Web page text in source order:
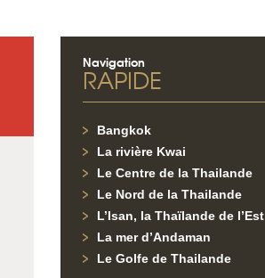
Navigation
RAPIDE
Bangkok
La rivière Kwai
Le Centre de la Thailande
Le Nord de la Thailande
L’Isan, la Thaïlande de l’Est
La mer d’Andaman
Le Golfe de Thailande